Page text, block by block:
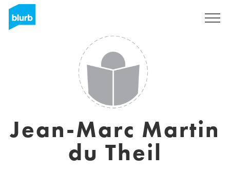
Jean-Marc Martin
du Theil